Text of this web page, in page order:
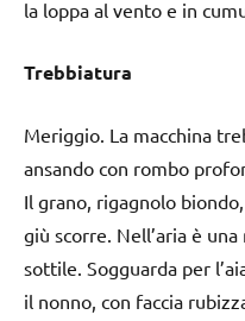
la loppa al vento e in
Trebbiatura
Meriggio. La macchina
ansando con rombo
Il grano, rigagnolo biondo,
giù scorre. Nell’aria è una
sottile. Sogguarda per
il nonno, con faccia